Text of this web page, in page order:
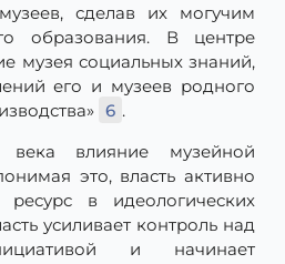
сделав их могучим
образования. В центре
музея социальных знаний,
его и музеев родного
6 .
влияние музейной
это, власть активно
ресурс в идеологических
усиливает контроль над
и начинает